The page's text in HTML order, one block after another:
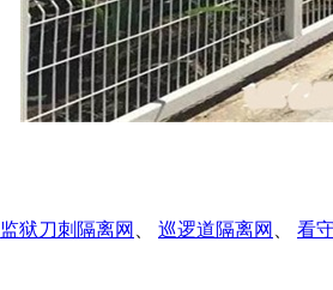
监狱刀刺隔离网 巡逻道隔离网
看